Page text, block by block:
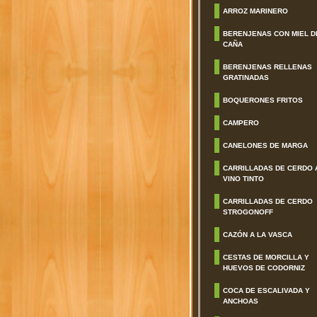
ARROZ MARINERO
BERENJENAS CON MIEL
CAÑA
BERENJENAS RELLENAS
GRATINADAS
BOQUERONES FRITOS
CAMPERO
CANELONES DE MARGA
CARRILLADAS DE CERDO
VINO TINTO
CARRILLADAS DE CERDO
STROGONOFF
CAZÓN A LA VASCA
CESTAS DE MORCILLA Y
HUEVOS DE CODORNIZ
COCA DE ESCALIVADA Y
ANCHOAS